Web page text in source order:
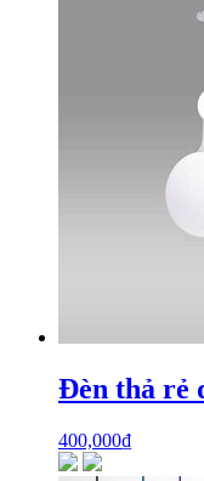
Đèn thả rẻ
400,000₫